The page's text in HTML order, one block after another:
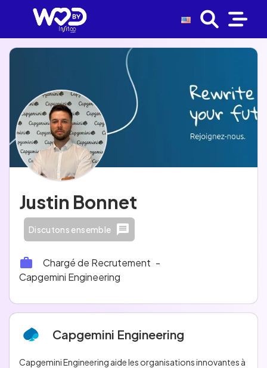
Justin Bonnet
Discutons ensemble
Chargé de Recrutement -
Capgemini Engineering
Capgemini Engineering
Capgemini Engineering aide les organisations innovantes à